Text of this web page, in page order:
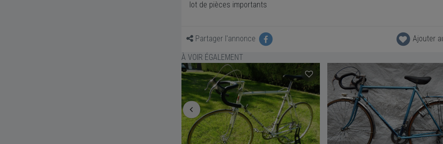
lot de pièces importants
Partager l'annonce
Ajouter
À VOIR ÉGALEMENT